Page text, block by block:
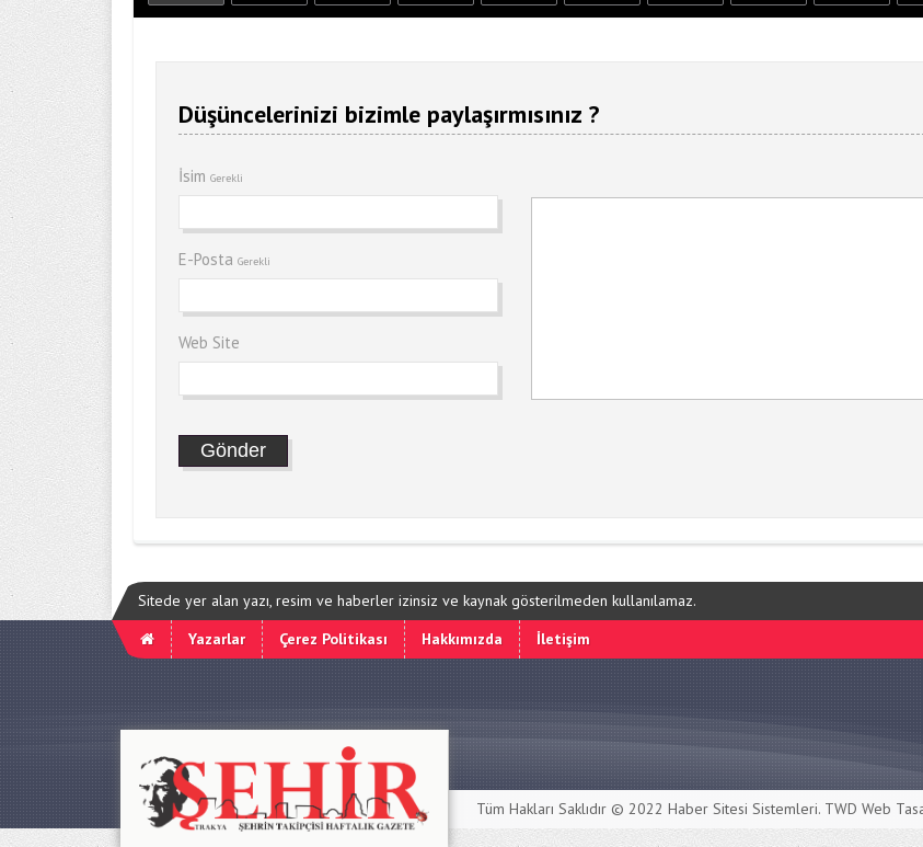
Düşüncelerinizi bizimle paylaşırmısınız ?
İsim Gerekli
E-Posta Gerekli
Web Site
Sitede yer alan yazı, resim ve haberler izinsiz ve kaynak gösterilmeden kullanılamaz.
Yazarlar
Çerez Politikası Hakkımızda İletişim
Tüm Hakları Saklıdır © 2022 Haber Sitesi Sistemleri. TWD Web